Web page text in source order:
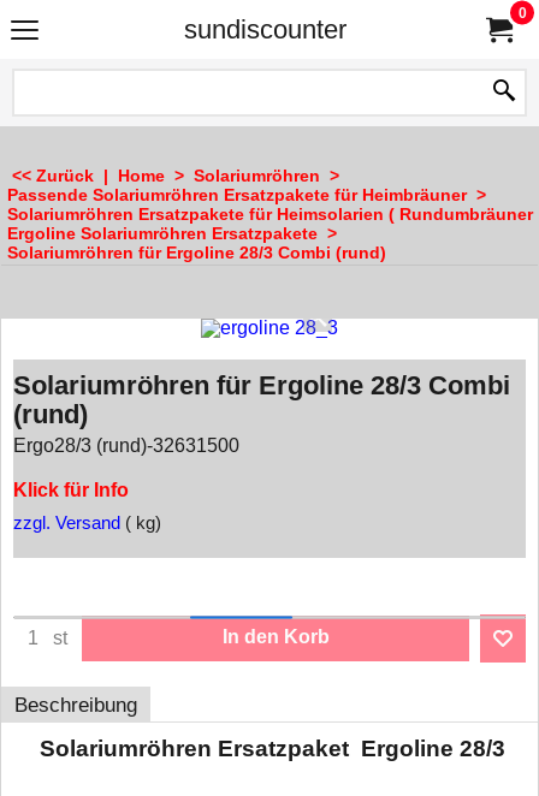
sundiscounter
0
<< Zurück | Home > Solariumröhren >
Passende Solariumröhren Ersatzpakete für Heimbräuner>
Solariumröhren Ersatzpakete für Heimsolarien ( Rundumbräuner
Ergoline Solariumröhren Ersatzpakete >
Solariumröhren für Ergoline 28/3 Combi (rund)
Solariumröhren für Ergoline 28/3 Combi
(rund)
Ergo28/3 (rund)-32631500
Klick für Info
zzgl. Versand kg
st In den Korb
Beschreibung
Solariumröhren Ersatzpaket Ergoline 28/3